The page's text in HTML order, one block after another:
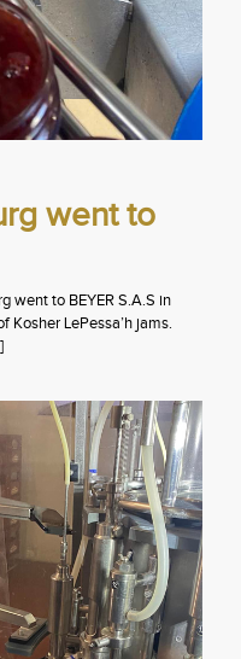
went to
went to BEYER S.A.S in
Kosher LePessa’h jams.